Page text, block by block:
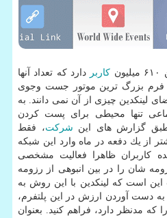
كاربر دارد كه تعداد آنها
فرم بزرگ ترین موتور جست وجوی
لینكدین چیزی از آن نمی دانند. به
تنها محیطی برای پست كردن
گزارش های این شركت، فقط
از یك دفعه در ماه وارد این شبكه
مانده كاربران ظاهرا فعالیت مشخصی
شان را در بین انبوهی از رزومه
این است كه لینكدین با این روش به
به دست آوردن ارزش در این پلتفرم،
كه مدنظر دارد، فراهم كنید. بعنوان